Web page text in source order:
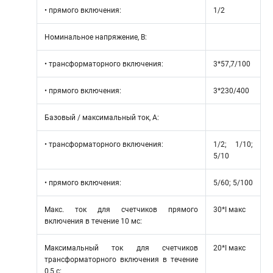
• прямого включения: 1/2
Номинальное напряжение, В:
• трансформаторного включения: 3*57,7/100
• прямого включения: 3*230/400
Базовый / максимальный ток, А:
• трансформаторного включения:
1/2; 1/10;
5/10
• прямого включения: 5/60; 5/100
Макс. ток для счетчиков прямого
включения в течение 10 мс:
30*I макс
Максимальный ток для счетчиков
трансформаторного включения в течение
0,5 с:
20*I макс